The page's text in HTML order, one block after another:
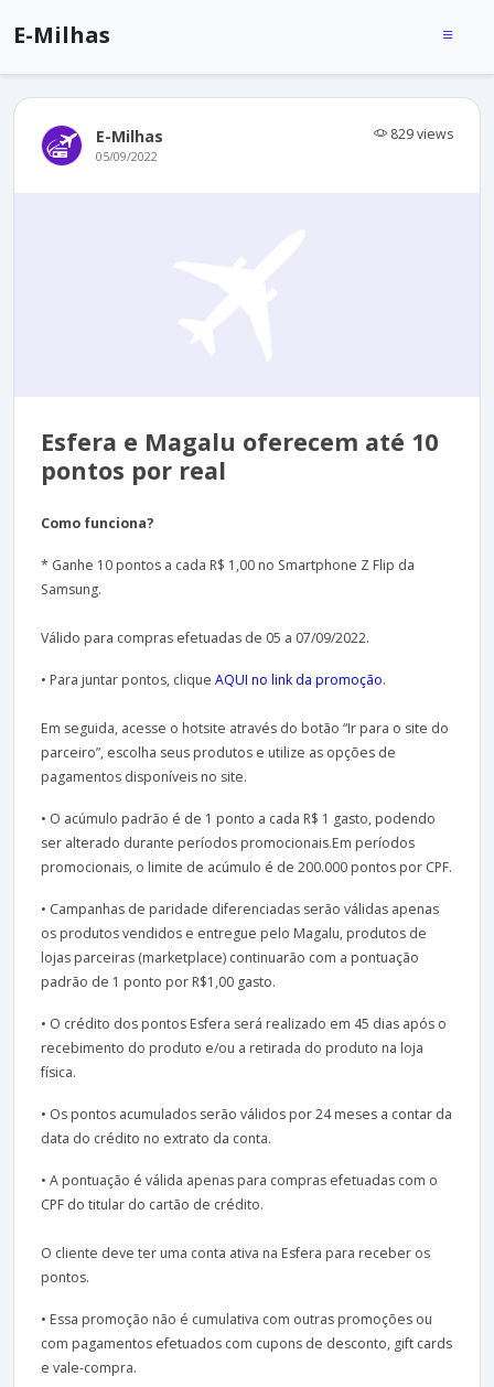
E-Milhas
E-Milhas 829 views
05/09/2022
Esfera e Magalu oferecem até 10
pontos por real
Como funciona?
* Ganhe 10 pontos a cada R$ 1,00 no Smartphone Z Flip da
Samsung.
Válido para compras efetuadas de 05 a 07/09/2022.
• Para juntar pontos, clique AQUI no link da promoção.
Em seguida, acesse o hotsite através do botão “Ir para o site do
parceiro”, escolha seus produtos e utilize as opções de
pagamentos disponíveis no site.
• O acúmulo padrão é de 1 ponto a cada R$ 1 gasto, podendo
ser alterado durante períodos promocionais.Em períodos
promocionais, o limite de acúmulo é de 200.000 pontos por CPF.
• Campanhas de paridade diferenciadas serão válidas apenas
os produtos vendidos e entregue pelo Magalu, produtos de
lojas parceiras (marketplace) continuarão com a pontuação
padrão de 1 ponto por R$1,00 gasto.
• O crédito dos pontos Esfera será realizado em 45 dias após o
recebimento do produto e/ou a retirada do produto na loja
física.
• Os pontos acumulados serão válidos por 24 meses a contar da
data do crédito no extrato da conta.
• A pontuação é válida apenas para compras efetuadas com o
CPF do titular do cartão de crédito.
O cliente deve ter uma conta ativa na Esfera para receber os
pontos.
• Essa promoção não é cumulativa com outras promoções ou
com pagamentos efetuados com cupons de desconto, gift cards
e vale-compra.